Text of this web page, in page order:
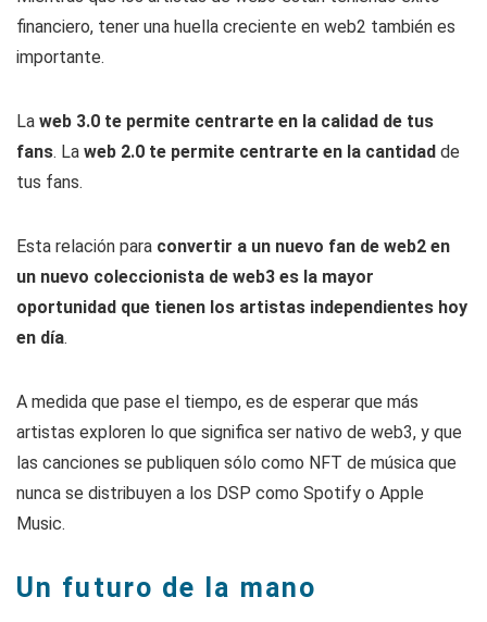
financiero, tener una huella creciente en web2 también es
importante.
La web 3.0 te permite centrarte en la calidad de tus
fans. La web 2.0 te permite centrarte en la cantidad de
tus fans.
Esta relación para convertir a un nuevo fan de web2 en
un nuevo coleccionista de web3 es la mayor
oportunidad que tienen los artistas independientes hoy
en día.
A medida que pase el tiempo, es de esperar que más
artistas exploren lo que significa ser nativo de web3, y que
las canciones se publiquen sólo como NFT de música que
nunca se distribuyen a los DSP como Spotify o Apple
Music.
Un futuro de la mano